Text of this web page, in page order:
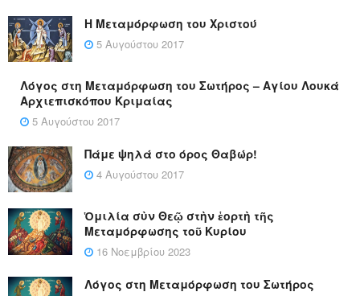
Η Μεταμόρφωση του Χριστού
5 Αυγούστου 2017
Λόγος στη Μεταμόρφωση του Σωτήρος – Αγίου Λουκά
Αρχιεπισκόπου Κριμαίας
5 Αυγούστου 2017
Πάμε ψηλά στο όρος Θαβώρ!
4 Αυγούστου 2017
Ὁμιλία σὺν Θεῷ στὴν ἑορτὴ τῆς
Μεταμόρφωσης τοῦ Κυρίου
16 Νοεμβρίου 2023
Λόγος στη Μεταμόρφωση του Σωτήρος